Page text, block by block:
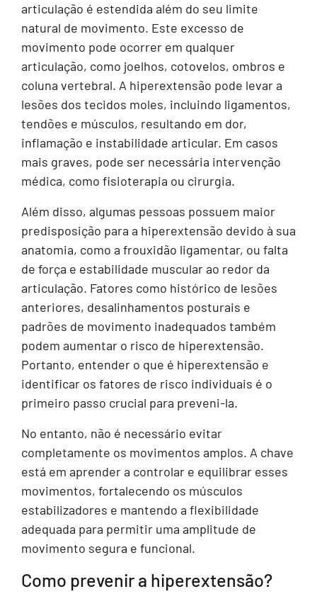
articulação é estendida além do seu limite
natural de movimento. Este excesso de
movimento pode ocorrer em qualquer
articulação, como joelhos, cotovelos, ombros e
coluna vertebral. A hiperextensão pode levar a
lesões dos tecidos moles, incluindo ligamentos,
tendões e músculos, resultando em dor,
inflamação e instabilidade articular. Em casos
mais graves, pode ser necessária intervenção
médica, como fisioterapia ou cirurgia.
Além disso, algumas pessoas possuem maior
predisposição para a hiperextensão devido à sua
anatomia, como a frouxidão ligamentar, ou falta
de força e estabilidade muscular ao redor da
articulação. Fatores como histórico de lesões
anteriores, desalinhamentos posturais e
padrões de movimento inadequados também
podem aumentar o risco de hiperextensão.
Portanto, entender o que é hiperextensão e
identificar os fatores de risco individuais é o
primeiro passo crucial para preveni-la.
No entanto, não é necessário evitar
completamente os movimentos amplos. A chave
está em aprender a controlar e equilibrar esses
movimentos, fortalecendo os músculos
estabilizadores e mantendo a flexibilidade
adequada para permitir uma amplitude de
movimento segura e funcional.
Como prevenir a hiperextensão?